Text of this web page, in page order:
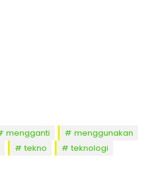
mengganti
menggunakan
tekno
teknologi